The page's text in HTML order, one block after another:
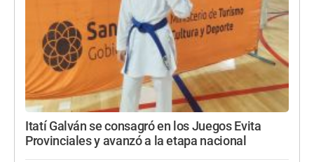
Itatí Galván se consagró en los Juegos Evita
Provinciales y avanzó a la etapa nacional